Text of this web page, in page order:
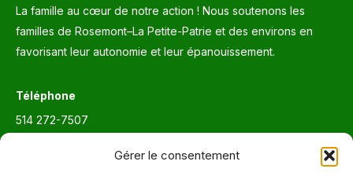
Gérer le consentement
La famille au cœur de notre action ! Nous soutenons les
familles de Rosemont–La Petite-Patrie et des environs en
favorisant leur autonomie et leur épanouissement.
Téléphone
514 272-7507